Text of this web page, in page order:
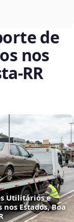
de
nos
Utilitários e
nos Estados, Boa